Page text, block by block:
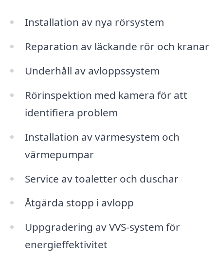
Installation av nya rörsystem
Reparation av läckande rör och kranar
Underhåll av avloppssystem
Rörinspektion med kamera för att
identifiera problem
Installation av värmesystem och
värmepumpar
Service av toaletter och duschar
Åtgärda stopp i avlopp
Uppgradering av VVS-system för
energieffektivitet